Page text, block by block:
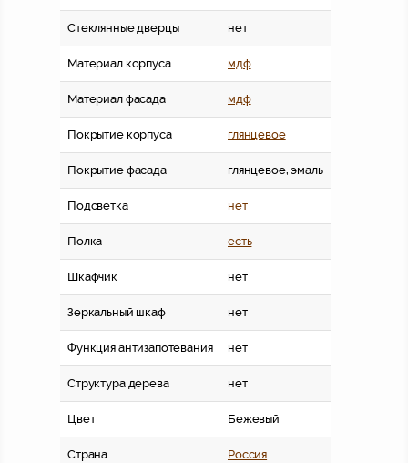
Стеклянные дверцы нет
Материал корпуса мдф
Материал фасада мдф
Покрытие корпуса глянцевое
Покрытие фасада глянцевое, эмаль
Подсветка нет
Полка есть
Шкафчик нет
Зеркальный шкаф нет
Функция антизапотевания нет
Структура дерева нет
Цвет Бежевый
Страна Россия